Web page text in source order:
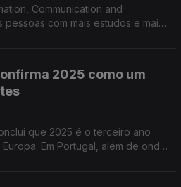
Communication and
com mais estudos e mais
2025 como um
que 2025 é o terceiro ano
Em Portugal, além de ondas